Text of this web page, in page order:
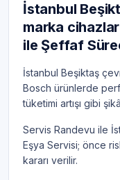
İstanbul
marka
ile Şeffaf
İstanbul Beşiktaş
Bosch ürünlerde
tüketimi artışı gibi
Servis Randevu ile
Eşya Servisi; önce
kararı verilir.